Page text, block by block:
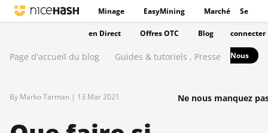
Minage EasyMining Marché
en Direct Offres OTC Blog
Se
connecter
Nous
Page d'accueil du blog Guides & tutoriels , Presse
By Marko Tarman | 13 Mar 2021 Ne nous manquez